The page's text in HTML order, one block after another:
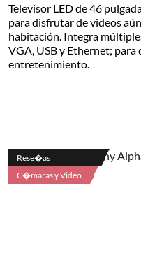
Televisor LED de 46
para disfrutar de videos
habitación. Integra
VGA, USB y Ethernet;
entretenimiento.
Rese�as
C�maras y Video